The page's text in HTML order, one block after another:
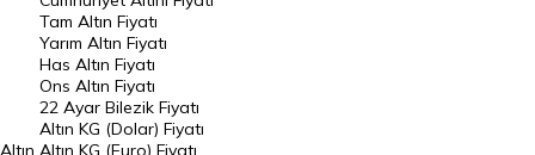
DÖVİZ
Döviz Kuru
Dolar Kuru
Altın
Tam Altın Fiyatı
Yarım Altın Fiyatı
Has Altın Fiyatı
Ons Altın Fiyatı
22 Ayar Bilezik Fiyatı
Altın KG (Dolar) Fiyatı
Altın KG (Euro) Fiyatı